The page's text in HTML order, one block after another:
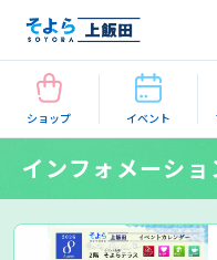
インフォメーショ
ショップ イベント